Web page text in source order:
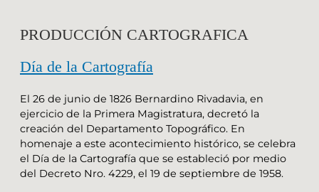
PRODUCCIÓN CARTOGRAFICA
Día de la Cartografía
El 26 de junio de 1826 Bernardino Rivadavia, en
ejercicio de la Primera Magistratura, decretó la
creación del Departamento Topográfico. En
homenaje a este acontecimiento histórico, se celebra
el Día de la Cartografía que se estableció por medio
del Decreto Nro. 4229, el 19 de septiembre de 1958.